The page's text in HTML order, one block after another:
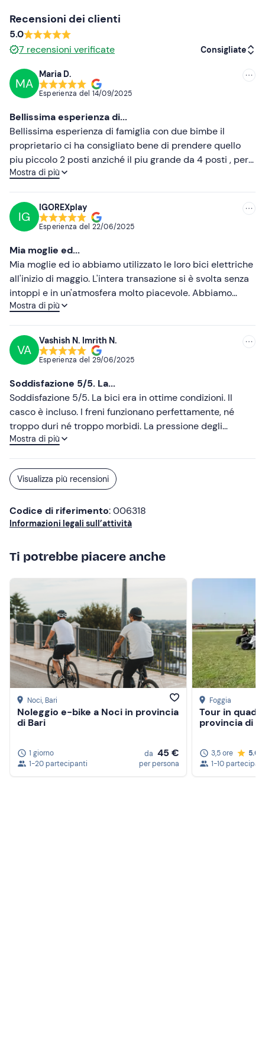
È possibile attivare un'assicurazione infortuni
di4€(opzionale) da pagare in loco o online, a seconda
delle preferenze: per i dettagli contatta gli organizzatori
dopo la conferma della prenotazione.
Il punto di ritrovo è raggiungibile con i
; in
loco sono disponibiliparcheggi a pagamento
Abbigliamento consigliato
Abbigliamento sportivo
Non dimenticare di portare
Documento di identità
Zainetto
Acqua e snack
Recensioni dei clienti
5.0
7 recensioni verificate Consigliate
Meno recenti
Più alte
MA
Maria D.
Esperienza del 14/09/2025
Bellissima esperienza di...
Bellissima esperienza di famiglia con due bimbe il
proprietario ci ha consigliato bene di prendere quello
piu piccolo 2 posti anziché il piu grande da 4 posti , per
una pedalata piu comoda . Gentile e disponibile. Riesci a
passeggiata a piedi, o in bici o in auto. Finalmente anche
a Barletta dopo decenni presenti in altre località
turistiche. Grazie alla prossima.
Mostra di più
IG
IGOREXplay
Esperienza del 22/06/2025
Mia moglie ed...
Mia moglie ed io abbiamo utilizzato le loro bici elettriche
all'inizio di maggio. L'intera transazione si è svolta senza
intoppi e in un'atmosfera molto piacevole. Abbiamo
comunicato facilmente con il proprietario in inglese. Le
resistito bene. Il prezzo era interessante. Li consiglio
vivamente!
Mostra di più
VA
Vashish N. Imrith N.
Esperienza del 29/06/2025
Soddisfazione 5/5. La...
Soddisfazione 5/5. La bici era in ottime condizioni. Il
casco è incluso. I freni funzionano perfettamente, né
troppo duri né troppo morbidi. La pressione degli
pneumatici era fantastica. La bici elettrica aveva la
La persona ci ha consigliato percorsi e luoghi da visitare.
Orari flessibili e prezzo accessibile. Torneremo di nuovo.
Mostra di più
Visualizza più recensioni
Codice di riferimento: 006318
Informazioni legali sull’attività
Ti potrebbe piacere anche
Noci, Bari
Noleggio e-bike a Noci in provincia
di Bari
1 giorno
1-20 partecipanti
da 45 €
per persona
Foggia
Tour in quad
provincia di
3,5 ore
5.0
1-10